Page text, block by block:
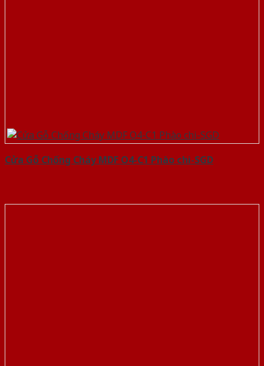
Cửa Gỗ Chống Cháy MDF O4-C1 Phào chi-SGD